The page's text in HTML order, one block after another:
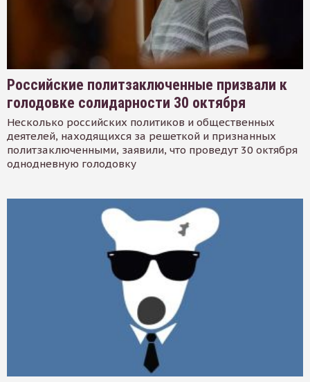
Российские политзаключенные призвали к
голодовке солидарности 30 октября
Несколько российских политиков и общественных
деятелей, находящихся за решеткой и признанных
политзаключенными, заявили, что проведут 30 октября
однодневную голодовку